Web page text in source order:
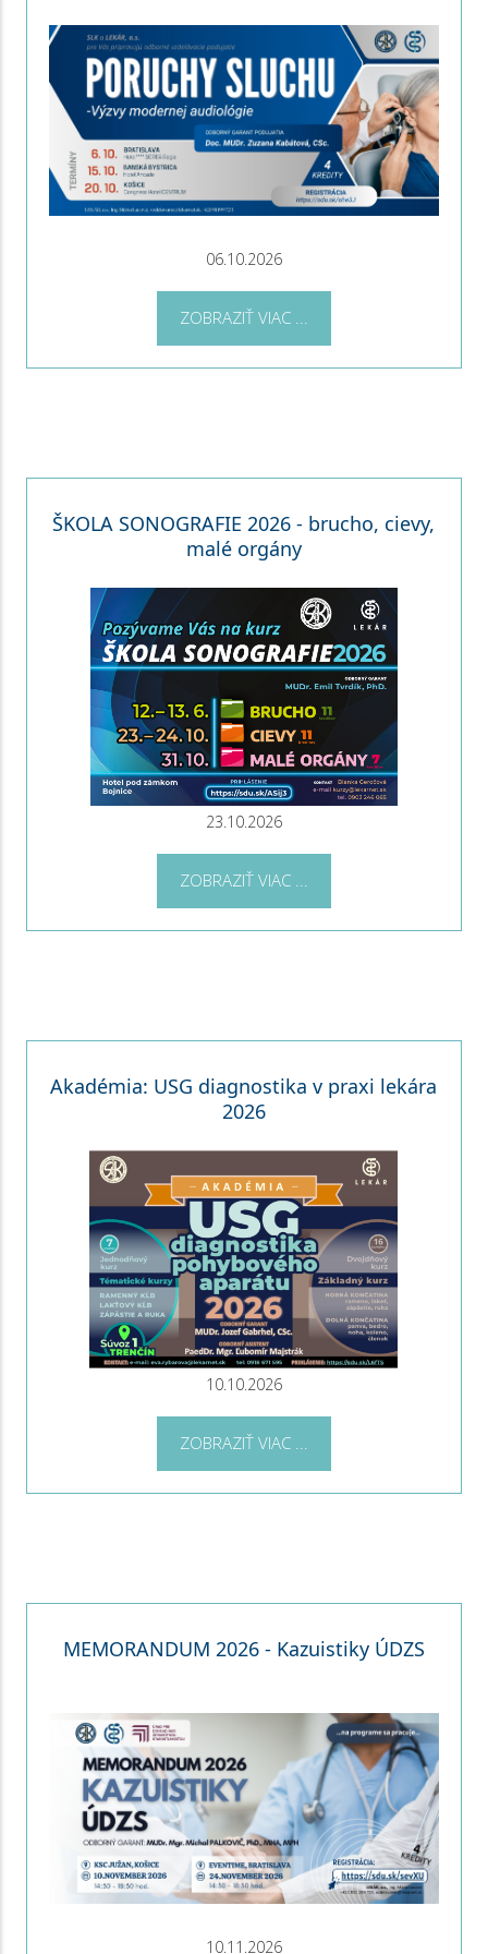
06.10.2026
ZOBRAZIŤ VIAC ...
ŠKOLA SONOGRAFIE 2026 - brucho, cievy,
malé orgány
23.10.2026
ZOBRAZIŤ VIAC ...
Akadémia: USG diagnostika v praxi lekára
2026
10.10.2026
ZOBRAZIŤ VIAC ...
MEMORANDUM 2026 - Kazuistiky ÚDZS
10.11.2026